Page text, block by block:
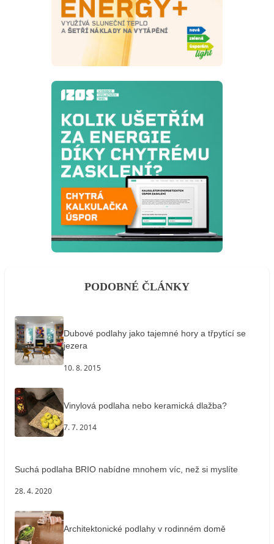
PODOBNÉ ČLÁNKY
Dubové podlahy jako tajemné hory a třpytící se
jezera
10. 8. 2015
Vinylová podlaha nebo keramická dlažba?
7. 7. 2014
Suchá podlaha BRIO nabídne mnohem víc, než si myslíte
28. 4. 2020
Architektonické podlahy v rodinném domě